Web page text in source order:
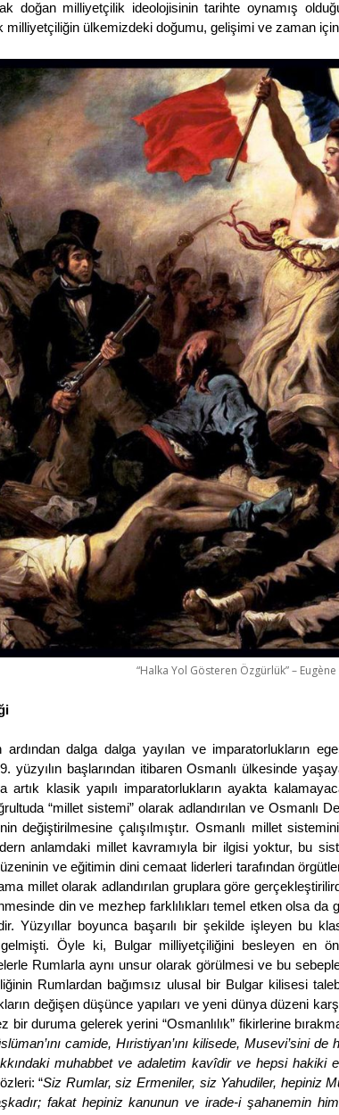
doğan milliyetçilik ideolojisinin tarihte oynamış
milliyetçiliğin ülkemizdeki doğumu, gelişimi ve zaman
“Halka Yol Gösteren Özgürlük” –
ardından dalga dalga yayılan ve imparatorlukların
yüzyılın başlarından itibaren Osmanlı ülkesinde
artık klasik yapılı imparatorlukların ayakta
“millet sistemi” olarak adlandırılan ve Osmanlı
değiştirilmesine çalışılmıştır. Osmanlı millet
anlamdaki millet kavramıyla bir ilgisi yoktur, bu
ve eğitimin dini cemaat liderleri tarafından
millet olarak adlandırılan gruplara göre
din ve mezhep farklılıkları temel etken olsa
Yüzyıllar boyunca başarılı bir şekilde işleyen bu
Öyle ki, Bulgar milliyetçiliğini besleyen en
Rumlarla aynı unsur olarak görülmesi ve bu
Rumlardan bağımsız ulusal bir Bulgar kilisesi
değişen düşünce yapıları ve yeni dünya düzeni
bir duruma gelerek yerini “Osmanlılık” fikirlerine
camide, Hıristiyan’ını kilisede, Musevi’sini
muhabbet ve adaletim kavîdir ve hepsi hakiki
“Siz Rumlar, siz Ermeniler, siz Yahudiler, hepiniz
fakat hepiniz kanunun ve irade-i şahanemin